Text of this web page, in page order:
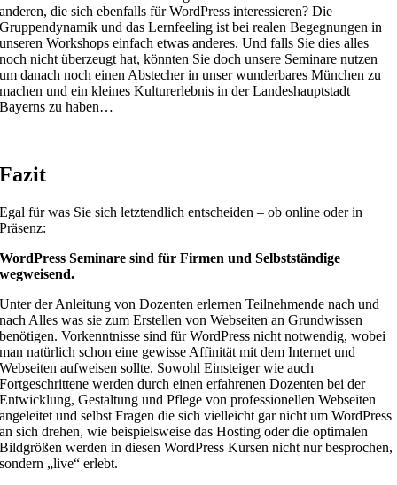
anderen, die sich ebenfalls für WordPress interessieren? Die
Gruppendynamik und das Lernfeeling ist bei realen Begegnungen in
unseren Workshops einfach etwas anderes. Und falls Sie dies alles
noch nicht überzeugt hat, könnten Sie doch unsere Seminare nutzen
um danach noch einen Abstecher in unser wunderbares München zu
machen und ein kleines Kulturerlebnis in der Landeshauptstadt
Bayerns zu haben…
Fazit
Egal für was Sie sich letztendlich entscheiden – ob online oder in
Präsenz:
WordPress Seminare sind für Firmen und Selbstständige
wegweisend.
Unter der Anleitung von Dozenten erlernen Teilnehmende nach und
nach Alles was sie zum Erstellen von Webseiten an Grundwissen
benötigen. Vorkenntnisse sind für WordPress nicht notwendig, wobei
man natürlich schon eine gewisse Affinität mit dem Internet und
Webseiten aufweisen sollte. Sowohl Einsteiger wie auch
Fortgeschrittene werden durch einen erfahrenen Dozenten bei der
Entwicklung, Gestaltung und Pflege von professionellen Webseiten
angeleitet und selbst Fragen die sich vielleicht gar nicht um WordPress
an sich drehen, wie beispielsweise das Hosting oder die optimalen
Bildgrößen werden in diesen WordPress Kursen nicht nur besprochen,
sondern „live“ erlebt.